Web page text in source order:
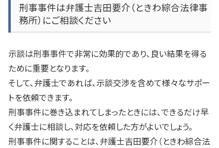
刑事事件は弁護士吉田要介（ときわ綜合法律事
務所） にご相談ください
示談は刑事事件で非常に効果的であり、良い結果を得る
ために重要となります。
そして、弁護士であれば、示談交渉を含めて様々なサポー
トを依頼できます。
刑事事件に巻き込まれてしまったときには、できるだけ早
く弁護士に相談し、対応を依頼した方がよいでしょう。
刑事事件に関することは、弁護士吉田要介（ときわ綜合法